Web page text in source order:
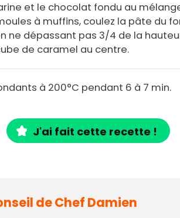
et le chocolat fondu au
à muffins, coulez la pâte du
ne dépassant pas 3/4 de la
de caramel au centre.
à 200°C pendant 6 à 7 min.
J'ai fait cette recette !
de Chef Damien